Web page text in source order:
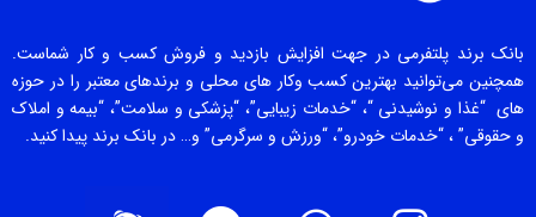
بانک برند پلتفرمی در جهت افزایش بازدید و فروش کسب و کار شماست.
همچنین می‌توانید بهترین کسب وکار های محلی و برندهای معتبر را در حوزه
های “غذا و نوشیدنی “، “خدمات زیبایی”، “پزشکی و سلامت”، “بیمه و املاک
و حقوقی” ، “خدمات خودرو”، “ورزش و سرگرمی” و… در بانک برند پیدا کنید.